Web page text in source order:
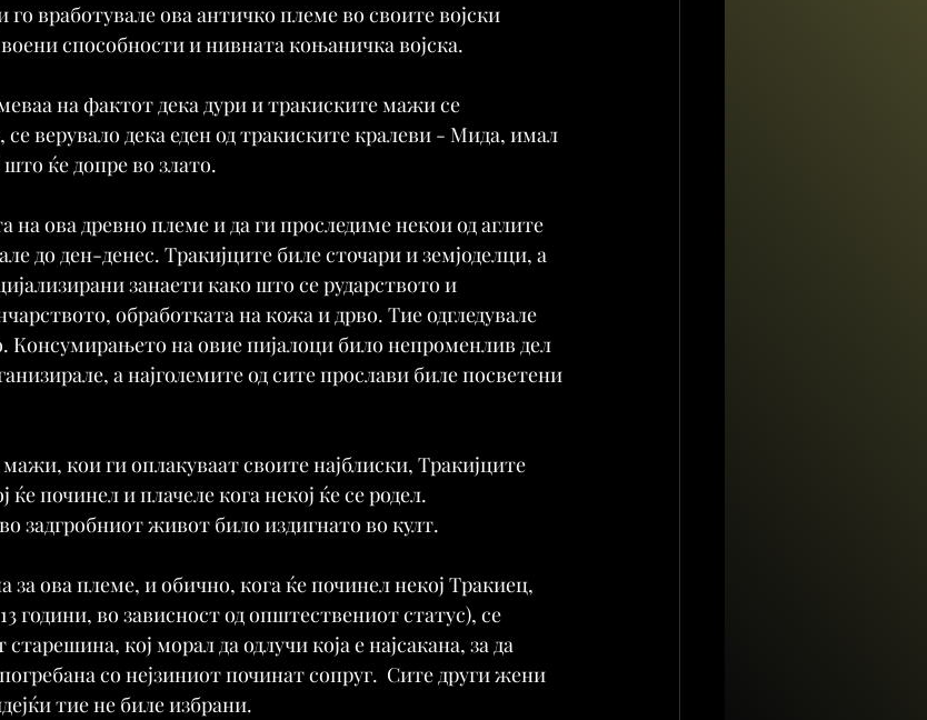
вработувале ова античко племе во своите војски
способности и нивната коњаничка војска.
на фактот дека дури и тракиските мажи се
се верувало дека еден од тракиските кралеви - Мида, имал
ќе допре во злато.
на ова древно племе и да ги проследиме некои од аглите
до ден-денес. Тракијците биле сточари и земјоделци, а
занаети како што се рударството и
обработката на кожа и дрво. Тие одгледувале
Консумирањето на овие пијалоци било непроменлив дел
а најголемите од сите прослави биле посветени
кои ги оплакуваат своите најблиски, Тракијците
ќе починел и плачеле кога некој ќе се родел.
задгробниот живот било издигнато во култ.
за ова племе, и обично, кога ќе починел некој Тракиец,
години, во зависност од општествениот статус), се
кој морал да одлучи која е најсакана, за да
со нејзиниот починат сопруг.  Сите други жени
тие не биле избрани.